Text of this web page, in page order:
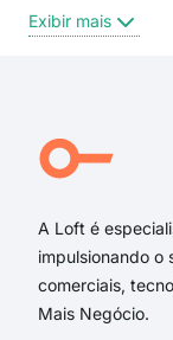
Rua Nove de Julho
Rua Araraquara
Avenida República
Exibir mais
A Loft é
impulsionando o
comerciais,
Mais Negócio.